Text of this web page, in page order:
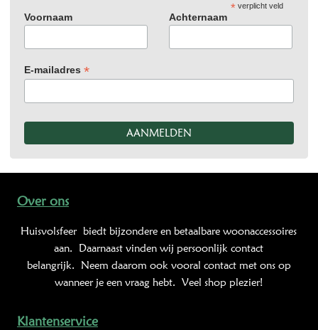
*verplicht veld
Voornaam Achternaam
E-mailadres *
Over ons
Huisvolsfeer biedt bijzondere en betaalbare woonaccessoires
aan. Daarnaast vinden wij persoonlijk contact
belangrijk. Neem daarom ook vooral contact met ons op
wanneer je een vraag hebt. Veel shop plezier!
Klantenservice